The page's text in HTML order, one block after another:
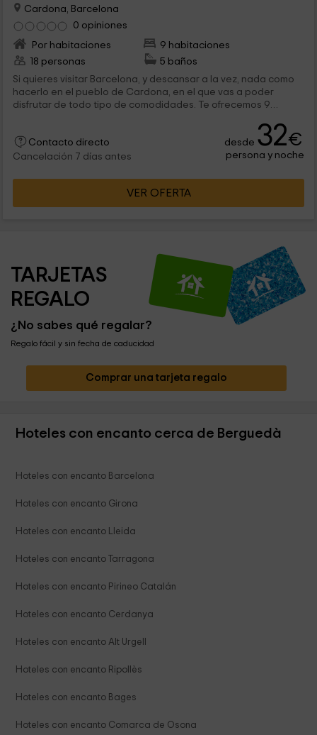
Cardona, Barcelona
0 opiniones
Por habitaciones
9 habitaciones
18 personas
5 baños
Si quieres visitar Barcelona, y descansar a la vez, nada como
hacerlo en el pueblo de Cardona, en el que vas a poder
disfrutar de todo tipo de comodidades. Te ofrecemos 9
descanso!
Contacto directo
Cancelación 7 días antes
desde 32€
persona y noche
VER OFERTA
TARJETAS
REGALO
¿No sabes qué regalar?
Regalo fácil y sin fecha de caducidad
Comprar una tarjeta regalo
Hoteles con encanto cerca de Berguedà
Hoteles con encanto Barcelona
Hoteles con encanto Girona
Hoteles con encanto Lleida
Hoteles con encanto Tarragona
Hoteles con encanto Pirineo Catalán
Hoteles con encanto Cerdanya
Hoteles con encanto Alt Urgell
Hoteles con encanto Ripollès
Hoteles con encanto Bages
Hoteles con encanto Comarca de Osona